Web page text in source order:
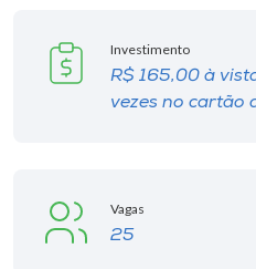
Investimento
R$ 165,00 à
vezes no cartão
Vagas
25